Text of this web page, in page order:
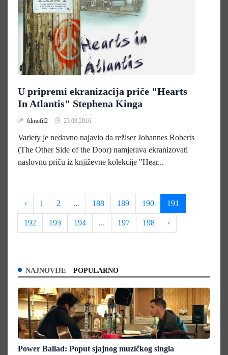
U pripremi ekranizacija priče "Hearts
In Atlantis" Stephena Kinga
filmofil2 23.09.2016.
Variety je nedavno najavio da režiser Johannes Roberts
(The Other Side of the Door) namjerava ekranizovati
naslovnu priču iz književne kolekcije "Hear...
‹ 1 2 ... 188 189 190 191
192 193 194 ... 197 198 ›
NAJNOVIJE POPULARNO
Power Ballad: Poput sjajnog muzičkog singla